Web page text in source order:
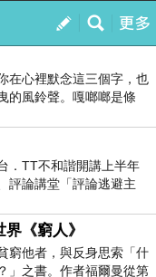
我的
訂閱
在心裡默念這三個字，也
的風鈴聲。嘎啷啷是條
．TT不和諧開講上半年
評論講堂「評論逃避主
《窮人》
窮他者，與反身思索「什
」之書。作者福爾曼從第